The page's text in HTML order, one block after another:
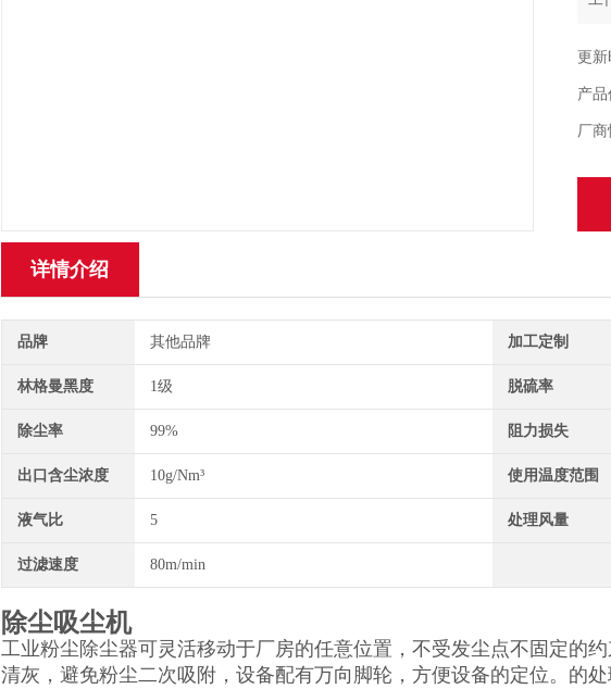
吹,
更新
产品
厂
详情介绍
品牌 其他品牌 加工定制
林格曼黑度 1级 脱硫率
除尘率 99% 阻力损失
出口含尘浓度 10g/Nm³ 使用温度范围
液气比 5 处理风量
过滤速度 80m/min
除尘吸尘机
工业粉尘除尘器可灵活移动于厂房的任意位置，不受发尘点不固定的
清灰，避免粉尘二次吸附，设备配有万向脚轮，方便设备的定位。的